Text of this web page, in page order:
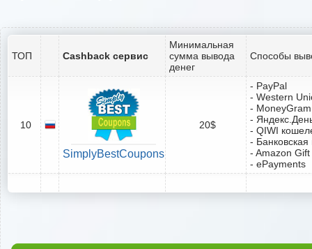
ТОП Cashback сервис
Минимальная
сумма вывода
денег
Способы
10
SimplyBestCoupons
20$
- PayPal
- Western
- MoneyGram
-
- QIWI
-
- Amazon
- ePayments